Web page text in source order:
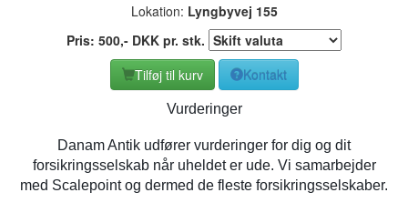
Lokation: Lyngbyvej 155
Pris: 500,- DKK pr. stk.
Tilføj til kurv
Kontakt
Vurderinger
Danam Antik udfører vurderinger for dig og dit
forsikringsselskab når uheldet er ude. Vi samarbejder
med Scalepoint og dermed de fleste forsikringsselskaber.